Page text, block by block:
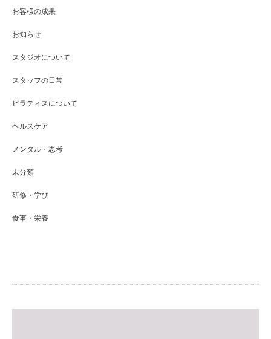
お客様の成果
お知らせ
スタジオについて
スタッフの日常
ピラティスについて
ヘルスケア
メンタル・思考
未分類
研修・学び
食事・栄養